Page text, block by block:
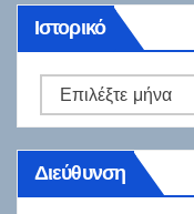
Ιστορικό
Ιστορικό
Διεύθυνση